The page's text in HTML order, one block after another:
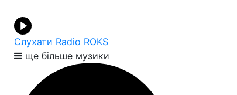
Слухати Radio ROKS
ще більше музики